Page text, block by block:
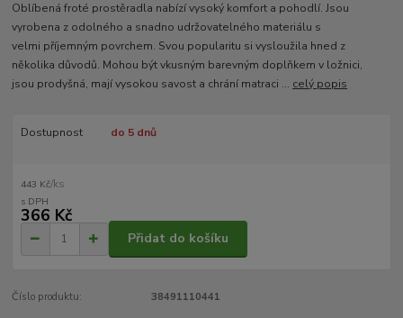
Oblíbená froté prostěradla nabízí vysoký komfort a pohodlí. Jsou
vyrobena z odolného a snadno udržovatelného materiálu s
velmi příjemným povrchem. Svou popularitu si vysloužila hned z
několika důvodů. Mohou být vkusným barevným doplňkem v ložnici,
jsou prodyšná, mají vysokou savost a chrání matraci ... celý popis
Dostupnost do 5 dnů
443 Kč/ks
366 Kč
Přidat do košíku
Číslo produktu: 38491110441